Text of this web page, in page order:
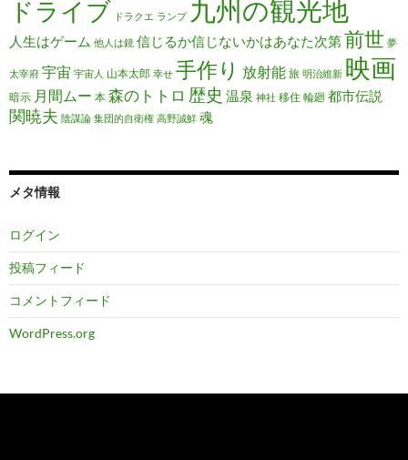
ドライブ ドラクエ ランプ 九州の観光地
人生はゲーム 他人は鏡 信じるか信じないかはあなた次第前世 夢
太宰府 宇宙 宇宙人 山本太郎 幸せ 手作り 放射能 旅 明治維新 映画
暗示 月間ムー 本 森のトトロ 歴史 温泉 神社 移住 輪廻 都市伝説
関暁夫 陰謀論 集団的自衛権 高野誠鮮 魂
メタ情報
ログイン
投稿フィード
コメントフィード
WordPress.org